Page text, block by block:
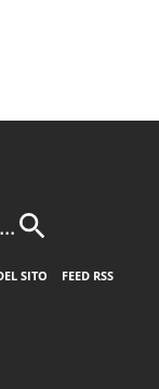
SITO
FEED RSS